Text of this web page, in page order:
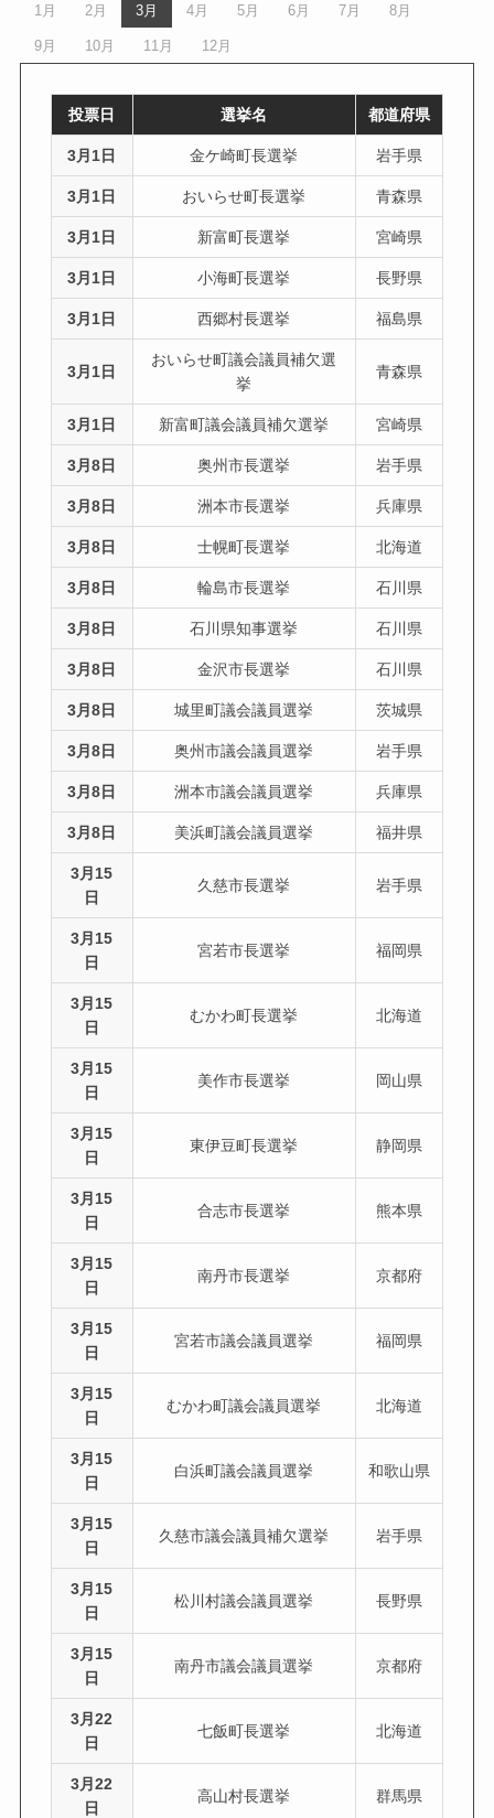
1月 2月 3月 4月 5月 6月 7月 8月
9月 10月 11月 12月
投票日 選挙名 都道府県
3月1日 金ケ崎町長選挙 岩手県
3月1日 おいらせ町長選挙 青森県
3月1日 新富町長選挙 宮崎県
3月1日 小海町長選挙 長野県
3月1日 西郷村長選挙 福島県
3月1日
おいらせ町議会議員補欠選
挙
青森県
3月1日 新富町議会議員補欠選挙 宮崎県
3月8日 奥州市長選挙 岩手県
3月8日 洲本市長選挙 兵庫県
3月8日 士幌町長選挙 北海道
3月8日 輪島市長選挙 石川県
3月8日 石川県知事選挙 石川県
3月8日 金沢市長選挙 石川県
3月8日 城里町議会議員選挙 茨城県
3月8日 奥州市議会議員選挙 岩手県
3月8日 洲本市議会議員選挙 兵庫県
3月8日 美浜町議会議員選挙 福井県
3月15
日
久慈市長選挙 岩手県
3月15
日
宮若市長選挙 福岡県
3月15
日
むかわ町長選挙 北海道
3月15
日
美作市長選挙 岡山県
3月15
日
東伊豆町長選挙 静岡県
3月15
日
合志市長選挙 熊本県
3月15
日
南丹市長選挙 京都府
3月15
日
宮若市議会議員選挙 福岡県
3月15
日
むかわ町議会議員選挙 北海道
3月15
日
白浜町議会議員選挙 和歌山県
3月15
日
久慈市議会議員補欠選挙 岩手県
3月15
日
松川村議会議員選挙 長野県
3月15
日
南丹市議会議員選挙 京都府
3月22
日
七飯町長選挙 北海道
3月22
日
高山村長選挙 群馬県